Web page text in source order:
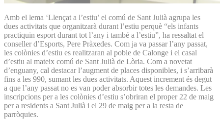
Amb el lema ‘Llençat a l’estiu’ el comú de Sant Julià agrupa les
dues activitats que organitzarà durant l’estiu perquè “els infants
practiquin esport durant tot l’any i també a l’estiu”, ha ressaltat el
conseller d’Esports, Pere Pràxedes. Com ja va passar l’any passat,
les colònies d’estiu es realitzaran al poble de Calonge i el casal
d’estiu al mateix comú de Sant Julià de Lòria. Com a novetat
d’enguany, cal destacar l’augment de places disponibles, i s’arribarà
fins a les 990, sumant les dues activitats. Aquest increment és degut
a que l’any passat no es van poder absorbir totes les demandes. Les
inscripcions per a les colònies d’estiu s’obriran el proper 22 de maig
per a residents a Sant Julià i el 29 de maig per a la resta de
parròquies.